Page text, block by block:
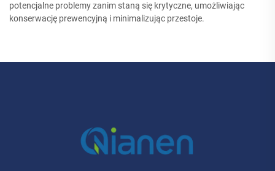
potencjalne problemy zanim staną się krytyczne, umożliwiając
konserwację prewencyjną i minimalizując przestoje.